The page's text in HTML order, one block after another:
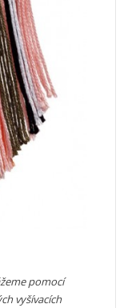
pomocí
vyšívacích